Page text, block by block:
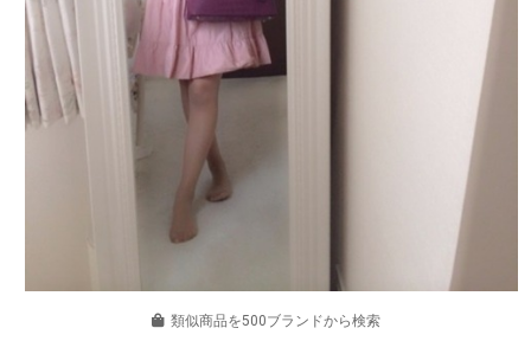
類似商品を500ブランドから検索